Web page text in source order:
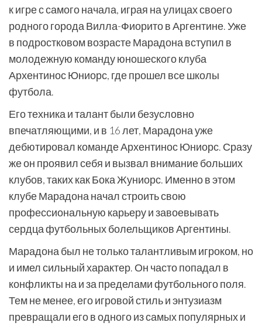
к игре с самого начала, играя на улицах своего
родного города Вилла-Фиорито в Аргентине. Уже
в подростковом возрасте Марадона вступил в
молодежную команду юношеского клуба
Архентинос Юниорс, где прошел все школы
футбола.
Его техника и талант были безусловно
впечатляющими, и в 16 лет, Марадона уже
дебютировал команде Архентинос Юниорс. Сразу
же он проявил себя и вызвал внимание больших
клубов, таких как Бока Жуниорс. Именно в этом
клубе Марадона начал строить свою
профессиональную карьеру и завоевывать
сердца футбольных болельщиков Аргентины.
Марадона был не только талантливым игроком, но
и имел сильный характер. Он часто попадал в
конфликты на и за пределами футбольного поля.
Тем не менее, его игровой стиль и энтузиазм
превращали его в одного из самых популярных и